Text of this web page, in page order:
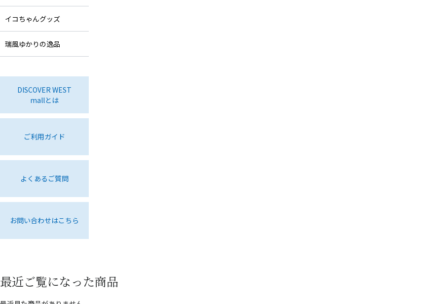
イコちゃんグッズ
瑞風ゆかりの逸品
DISCOVER WEST
mallとは
ご利用ガイド
よくあるご質問
お問い合わせはこちら
最近ご覧になった商品